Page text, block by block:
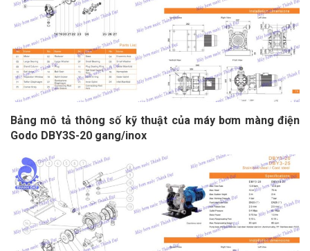
Bảng mô tả thông số kỹ thuật của máy bơm màng điện
Godo DBY3S-20 gang/inox